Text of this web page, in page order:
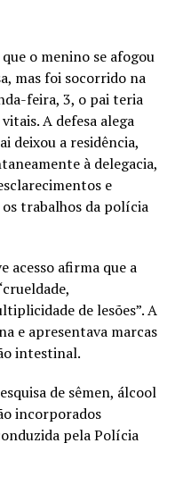
o menino se afogou
mas foi socorrido na
feira, 3, o pai teria
A defesa alega
deixou a residência,
à delegacia,
e
os trabalhos da polícia
acesso afirma que a
de lesões”. A
e apresentava marcas
intestinal.
de sêmen, álcool
incorporados
pela Polícia